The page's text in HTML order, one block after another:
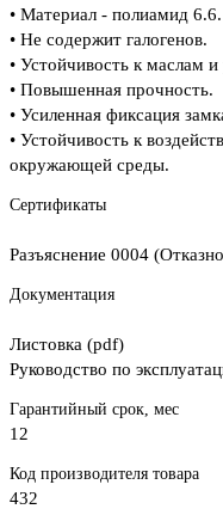
• Материал - полиамид 6.6.
• Не содержит галогенов.
• Устойчивость к маслам
• Повышенная прочность.
• Усиленная фиксация
• Устойчивость к
окружающей среды.
Сертификаты
Разъяснение 0004
Документация
Листовка (pdf)
Руководство по
Гарантийный срок, мес
12
Код производителя товара
432